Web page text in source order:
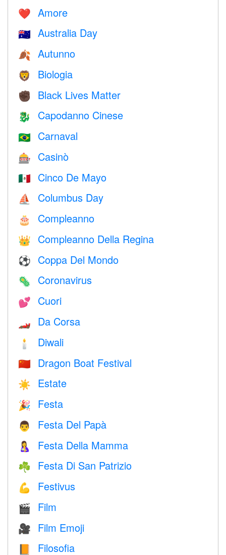
❤️️ Amore
🇦🇺 Australia Day
🍂 Autunno
🦁 Biologia
✊🏿 Black Lives Matter
🐉 Capodanno Cinese
🇧🇷 Carnaval
🎰 Casinò
🇲🇽 Cinco De Mayo
⛵️ Columbus Day
🎂 Compleanno
👑 Compleanno Della Regina
⚽ Coppa Del Mondo
🦠 Coronavirus
💕 Cuori
🏎 Da Corsa
🕯 Diwali
🇨🇳 Dragon Boat Festival
☀️ Estate
🎉 Festa
👨 Festa Del Papà
🤱 Festa Della Mamma
☘️ Festa Di San Patrizio
💪 Festivus
🎬 Film
🎥 Film Emoji
📙 Filosofia